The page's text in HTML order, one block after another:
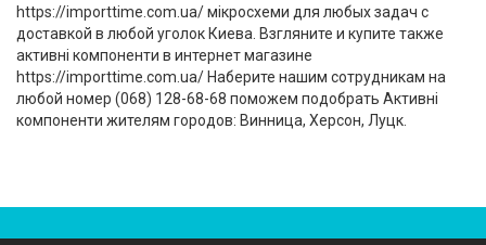
https://importtime.com.ua/ мікросхеми для любых задач с
доставкой в любой уголок Киева. Взгляните и купите также
активні компоненти в интернет магазине
https://importtime.com.ua/ Наберите нашим сотрудникам на
любой номер (‎068) 128-68-68 поможем подобрать Активні
компоненти жителям городов: Винница, Херсон, Луцк.